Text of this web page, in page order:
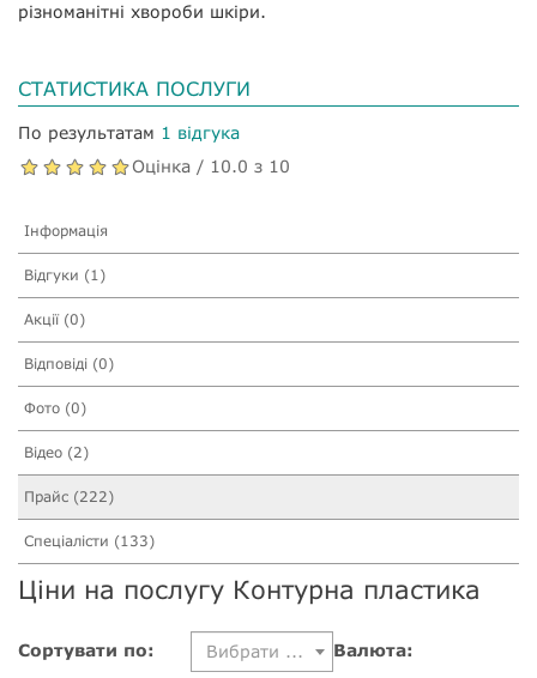
різноманітні хвороби шкіри.
СТАТИСТИКА ПОСЛУГИ
По результатам 1 відгука
Оцінка / 10.0 з 10
Інформація
Відгуки (1)
Акції (0)
Відповіді (0)
Фото (0)
Відео (2)
Прайс (222)
Спеціалісти (133)
Ціни на послугу Контурна пластика
Сортувати по: Вибрати ... Валюта: